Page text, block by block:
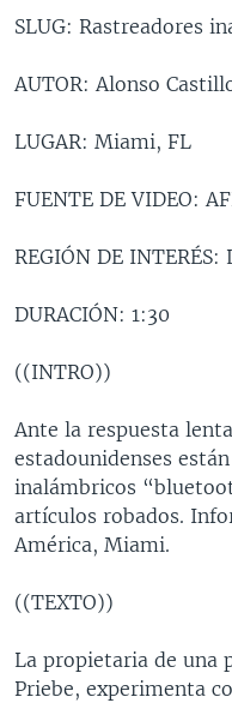
TECNOLOGÍA
DEPORTES
FOTOGRAFÍA
EL MUNDO AL DÍA
FORO INTERAMERICANO
PANORAMA
RADIO
AVANCE INFORMATIVO
ESTADOS UNIDOS AL
EL MUNDO AL DÍA
DEPORTIVO
NOTA ECONÓMICA
ENTRETENIMIENTO
SLUG: Rastreadores
AUTOR: Alonso
LUGAR: Miami, FL
FUENTE DE VIDEO:
REGIÓN DE
DURACIÓN: 1:30
((INTRO))
Ante la respuesta
estadounidenses
inalámbricos
artículos robados.
América, Miami.
((TEXTO))
La propietaria de una
Priebe, experimenta